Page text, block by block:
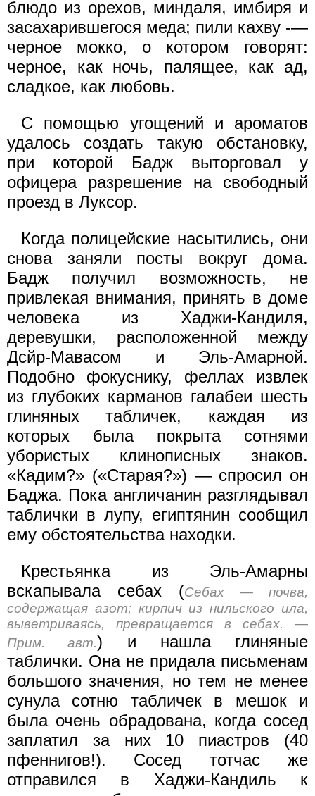
блюдо из орехов, миндаля, имбиря и
засахарившегося меда; пили кахву -—
черное мокко, о котором говорят:
черное, как ночь, палящее, как ад,
сладкое, как любовь.
С помощью угощений и ароматов
удалось создать такую обстановку,
при которой Бадж выторговал у
офицера разрешение на свободный
проезд в Луксор.
Когда полицейские насытились, они
снова заняли посты вокруг дома.
Бадж получил возможность, не
привлекая внимания, принять в доме
человека из Хаджи-Кандиля,
деревушки, расположенной между
Дсйр-Мавасом и Эль-Амарной.
Подобно фокуснику, феллах извлек
из глубоких карманов галабеи шесть
глиняных табличек, каждая из
которых была покрыта сотнями
убористых клинописных знаков.
«Кадим?» («Старая?») — спросил он
Баджа. Пока англичанин разглядывал
таблички в лупу, египтянин сообщил
ему обстоятельства находки.
Крестьянка из Эль-Амарны
вскапывала себах (Себах — почва,
содержащая азот; кирпич из нильского ила,
выветриваясь, превращается в себах. —
Прим. авт.) и нашла глиняные
таблички. Она не придала письменам
большого значения, но тем не менее
сунула сотню табличек в мешок и
была очень обрадована, когда сосед
заплатил за них 10 пиастров (40
пфеннигов!). Сосед тотчас же
отправился в Хаджи-Кандиль к